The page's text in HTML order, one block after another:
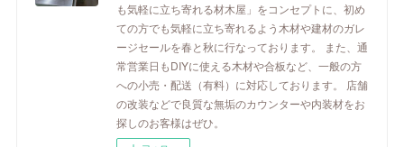
も気軽に立ち寄れる材木屋」をコンセプトに、初め
ての方でも気軽に立ち寄れるよう木材や建材のガレ
ージセールを春と秋に行なっております。 また、通
常営業日もDIYに使える木材や合板など、一般の方
への小売・配送（有料）に対応しております。 店舗
の改装などで良質な無垢のカウンターや内装材をお
探しのお客様はぜひ。